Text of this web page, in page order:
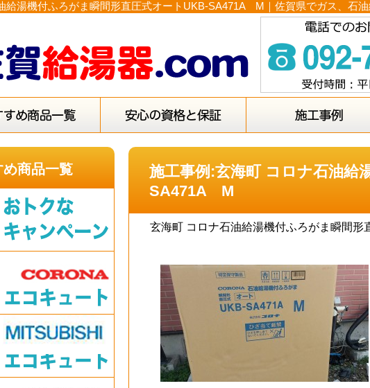
給湯機付ふろがま瞬間形直圧式オートUKB-SA471A M｜佐賀県でガス、石
施工事例:玄海町 コロナ石油給
SA471A M
玄海町 コロナ石油給湯機付ふろがま瞬間
め商品一覧